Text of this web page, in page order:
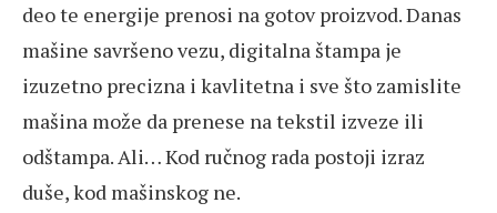
deo te energije prenosi na gotov proizvod. Danas
mašine savršeno vezu, digitalna štampa je
izuzetno precizna i kavlitetna i sve što zamislite
mašina može da prenese na tekstil izveze ili
odštampa. Ali… Kod ručnog rada postoji izraz
duše, kod mašinskog ne.